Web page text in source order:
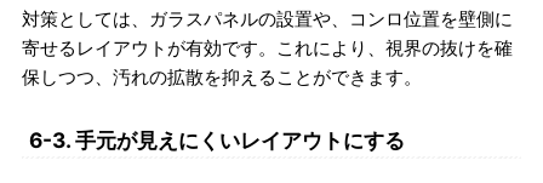
対策としては、ガラスパネルの設置や、コンロ位置を壁側に
寄せるレイアウトが有効です。これにより、視界の抜けを確
保しつつ、汚れの拡散を抑えることができます。
6-3. 手元が見えにくいレイアウトにする